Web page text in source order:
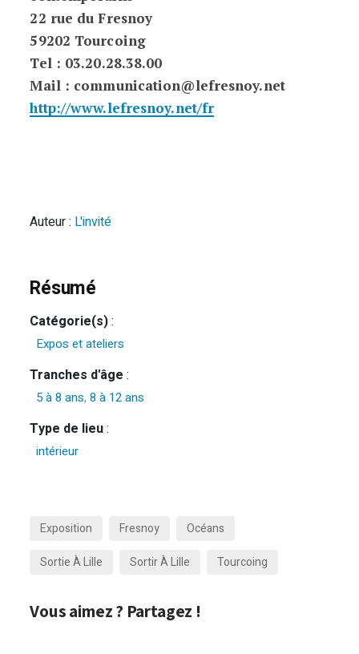
22 rue du Fresnoy
59202 Tourcoing
Tel : 03.20.28.38.00
Mail : communication@lefresnoy.net
http://www.lefresnoy.net/fr
Auteur : L'invité
Résumé
Catégorie(s):
Expos et ateliers
Tranches d'âge :
5 à 8 ans,8 à 12 ans
Type de lieu:
intérieur
Exposition Fresnoy
Océans
Sortie À Lille
Sortir À Lille Tourcoing
Vous aimez ? Partagez !